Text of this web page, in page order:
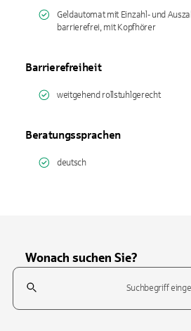
Geldautomat mit Einzahl- und
barrierefrei, mit Kopfhörer
Barrierefreiheit
weitgehend rollstuhlgerecht
Beratungssprachen
deutsch
Wonach suchen Sie?
Suchfeld